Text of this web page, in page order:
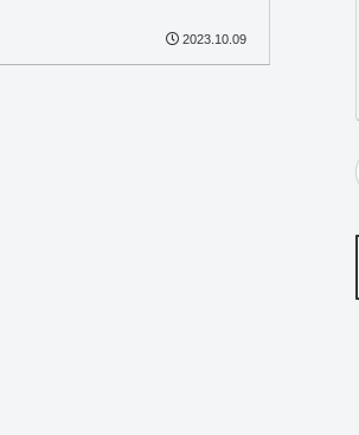
2023.10.09